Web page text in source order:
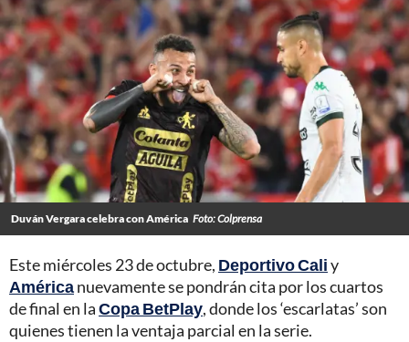
Duván Vergara celebra con América Foto: Colprensa
Este miércoles 23 de octubre, Deportivo Caliy
Américanuevamente se pondrán cita por los cuartos
de final en laCopa BetPlay, donde los ‘escarlatas’ son
quienes tienen la ventaja parcial en la serie.